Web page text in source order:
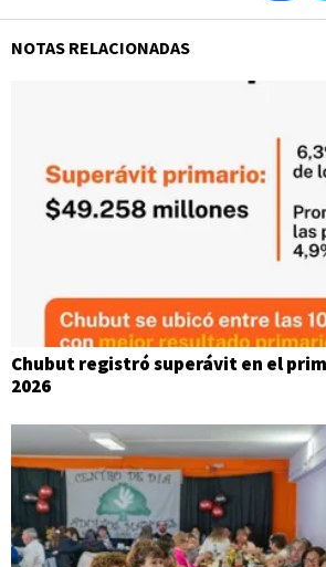
NOTAS RELACIONADAS
Chubut registró superávit en el
2026